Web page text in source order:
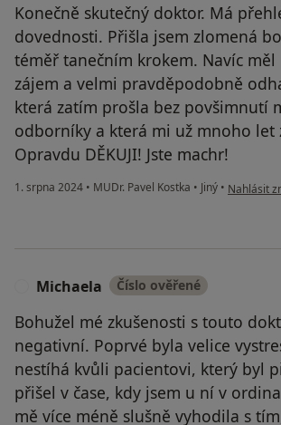
Konečně skutečný doktor. Má
dovednosti. Přišla jsem zlomená
téměř tanečním krokem. Navíc
zájem a velmi pravděpodobně
která zatím prošla bez povšimnutí
odborníky a která mi už mnoho let
Opravdu DĚKUJI! Jste machr!
1. srpna 2024 • MUDr. Pavel Kostka • Jiný • podle
Nahlásit
Michaela Číslo ověřené
Bohužel mé zkušenosti s touto
negativní. Poprvé byla velice
nestíhá kvůli pacientovi, který byl
přišel v čase, kdy jsem u ní v
mě více méně slušně vyhodila s